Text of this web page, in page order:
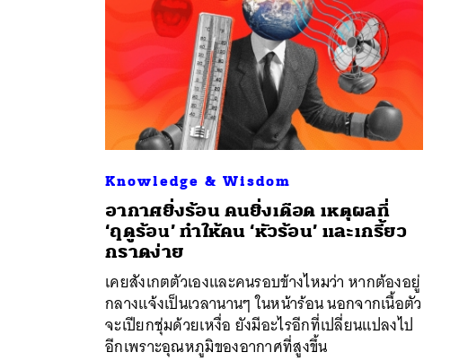
Knowledge & Wisdom
อากาศยิ่งร้อน คนยิ่งเดือด เหตุผลที่
‘ฤดูร้อน’ ทำให้คน ‘หัวร้อน’ และเกรี้ยว
กราดง่าย
เคยสังเกตตัวเองและคนรอบข้างไหมว่า หากต้องอยู่
กลางแจ้งเป็นเวลานานๆ ในหน้าร้อน นอกจากเนื้อตัว
จะเปียกชุ่มด้วยเหงื่อ ยังมีอะไรอีกที่เปลี่ยนแปลงไป
อีกเพราะอุณหภูมิของอากาศที่สูงขึ้น
ค้นหา